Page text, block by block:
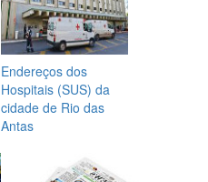
Endereços dos
Hospitais (SUS) da
cidade de Rio das
Antas